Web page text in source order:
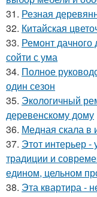
31. Резная
32. Китайская
33. Ремонт дачного
сойти с ума
34. Полное
один сезон
35. Экологичный
деревенскому дому
36. Медная скала в
37. Этот интерьер -
традиции и
едином, цельном
38. Эта квартира -